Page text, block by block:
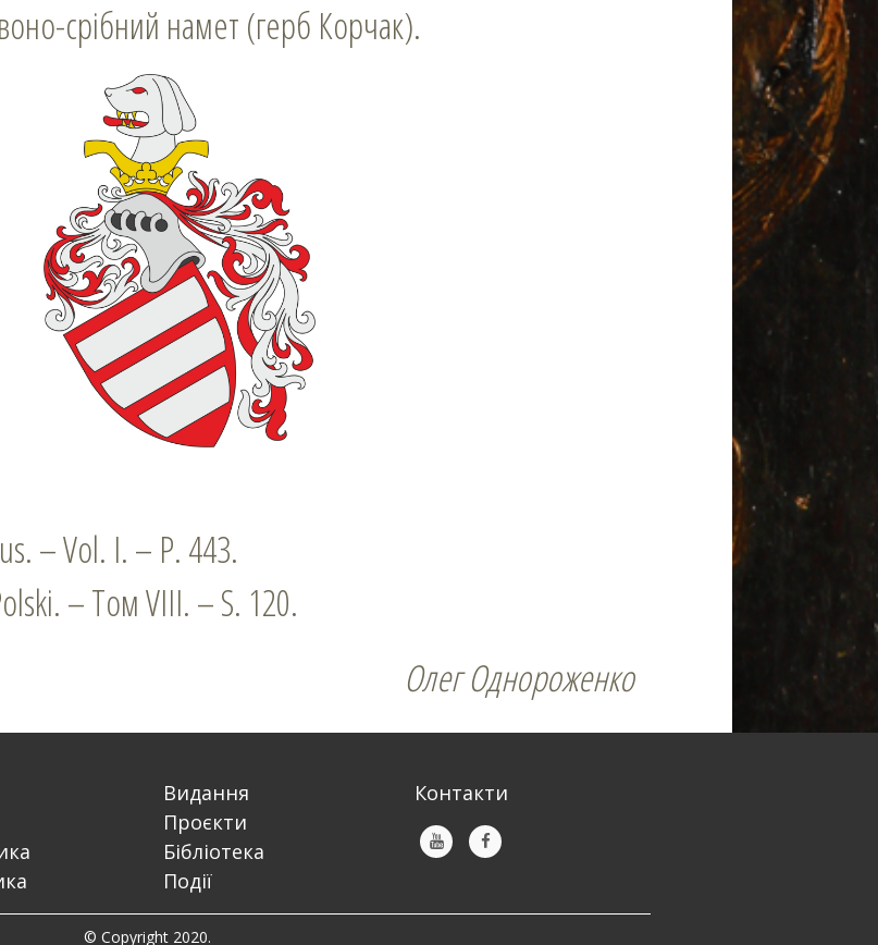
срібний намет (герб Корчак).
– Vol. I. – P. 443.
– Том VІІІ. – S. 120.
Олег Однороженко
Видання
Проєкти
Бібліотека
Події
Контакти
© Copyright 2020.